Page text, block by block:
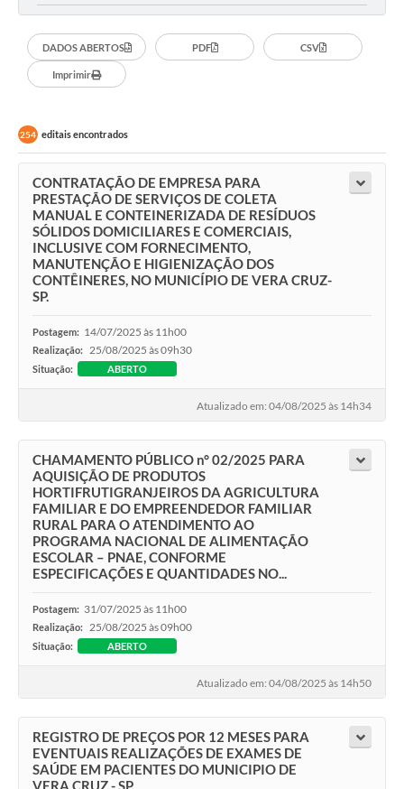
DADOS ABERTOS PDF CSV
Imprimir
254 editais encontrados
CONTRATAÇÃO DE EMPRESA PARA
PRESTAÇÃO DE SERVIÇOS DE COLETA
MANUAL E CONTEINERIZADA DE RESÍDUOS
SÓLIDOS DOMICILIARES E COMERCIAIS,
INCLUSIVE COM FORNECIMENTO,
MANUTENÇÃO E HIGIENIZAÇÃO DOS
CONTÊINERES, NO MUNICÍPIO DE VERA CRUZ-
SP.
Postagem: 14/07/2025 às 11h00
Realização: 25/08/2025 às 09h30
Situação: ABERTO
Atualizado em: 04/08/2025 às 14h34
CHAMAMENTO PÚBLICO n° 02/2025 PARA
AQUISIÇÃO DE PRODUTOS
HORTIFRUTIGRANJEIROS DA AGRICULTURA
FAMILIAR E DO EMPREENDEDOR FAMILIAR
RURAL PARA O ATENDIMENTO AO
PROGRAMA NACIONAL DE ALIMENTAÇÃO
ESCOLAR – PNAE, CONFORME
ESPECIFICAÇÕES E QUANTIDADES NO...
Postagem: 31/07/2025 às 11h00
Realização: 25/08/2025 às 09h00
Situação: ABERTO
Atualizado em: 04/08/2025 às 14h50
REGISTRO DE PREÇOS POR 12 MESES PARA
EVENTUAIS REALIZAÇÕES DE EXAMES DE
SAÚDE EM PACIENTES DO MUNICIPIO DE
VERA CRUZ - SP.